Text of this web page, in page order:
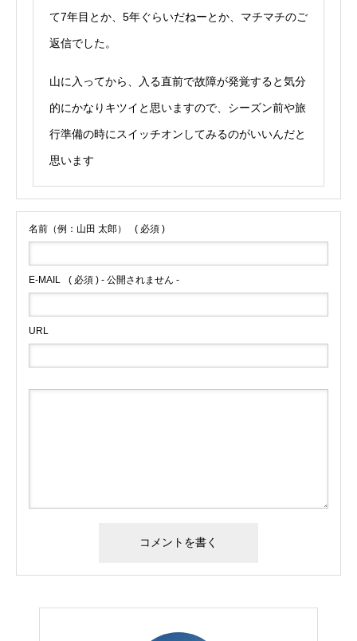
て7年目とか、5年ぐらいだねーとか、マチマチのご
返信でした。
山に入ってから、入る直前で故障が発覚すると気分
的にかなりキツイと思いますので、シーズン前や旅
行準備の時にスイッチオンしてみるのがいいんだと
思います
名前（例：山田 太郎） ( 必須 )
E-MAIL ( 必須 ) - 公開されません -
URL